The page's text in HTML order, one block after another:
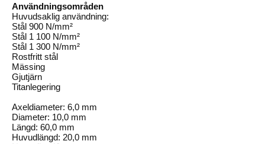
Användningsområden
Huvudsaklig användning:
Stål 900 N/mm²
Stål 1 100 N/mm²
Stål 1 300 N/mm²
Rostfritt stål
Mässing
Gjutjärn
Titanlegering
Axeldiameter: 6,0 mm
Diameter: 10,0 mm
Längd: 60,0 mm
Huvudlängd: 20,0 mm